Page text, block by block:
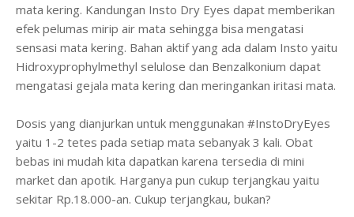
mata kering. Kandungan Insto Dry Eyes dapat memberikan
efek pelumas mirip air mata sehingga bisa mengatasi
sensasi mata kering. Bahan aktif yang ada dalam Insto yaitu
Hidroxyprophylmethyl selulose dan Benzalkonium dapat
mengatasi gejala mata kering dan meringankan iritasi mata.
Dosis yang dianjurkan untuk menggunakan #InstoDryEyes
yaitu 1-2 tetes pada setiap mata sebanyak 3 kali. Obat
bebas ini mudah kita dapatkan karena tersedia di mini
market dan apotik. Harganya pun cukup terjangkau yaitu
sekitar Rp.18.000-an. Cukup terjangkau, bukan?